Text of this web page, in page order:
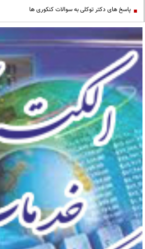
پاسخ های دکتر توکلی به سوالات کنکوری ها